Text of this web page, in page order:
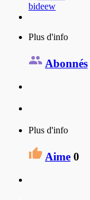
bideew
Plus d'info
Abonnés
Plus d'info
Aime 0